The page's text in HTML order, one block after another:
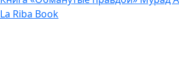
La Riba Book